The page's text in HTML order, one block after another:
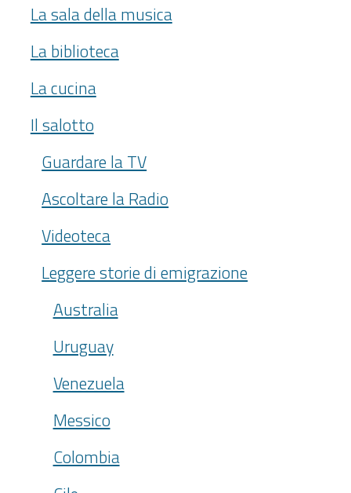
La sala della musica
La biblioteca
La cucina
Il salotto
Guardare la TV
Ascoltare la Radio
Videoteca
Leggere storie di emigrazione
Australia
Uruguay
Venezuela
Messico
Colombia